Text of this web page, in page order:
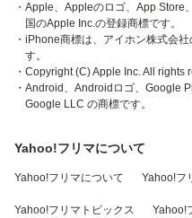
・Apple、Appleのロゴ、App
国のApple Inc.の登録商標です。
・iPhone商標は、アイホン株式会
す。
・Copyright (C) Apple Inc. All rights
・Android、Androidロゴ、Google
Google LLC の商標です。
Yahoo!フリマについて
Yahoo!フリマについて Yahoo!フ
Yahoo!フリマトピックス Yahoo!